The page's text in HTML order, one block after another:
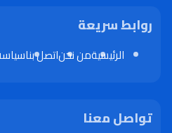
روابط سريعة
الرئيسيةمن نحناتصل بنا
تواصل معنا